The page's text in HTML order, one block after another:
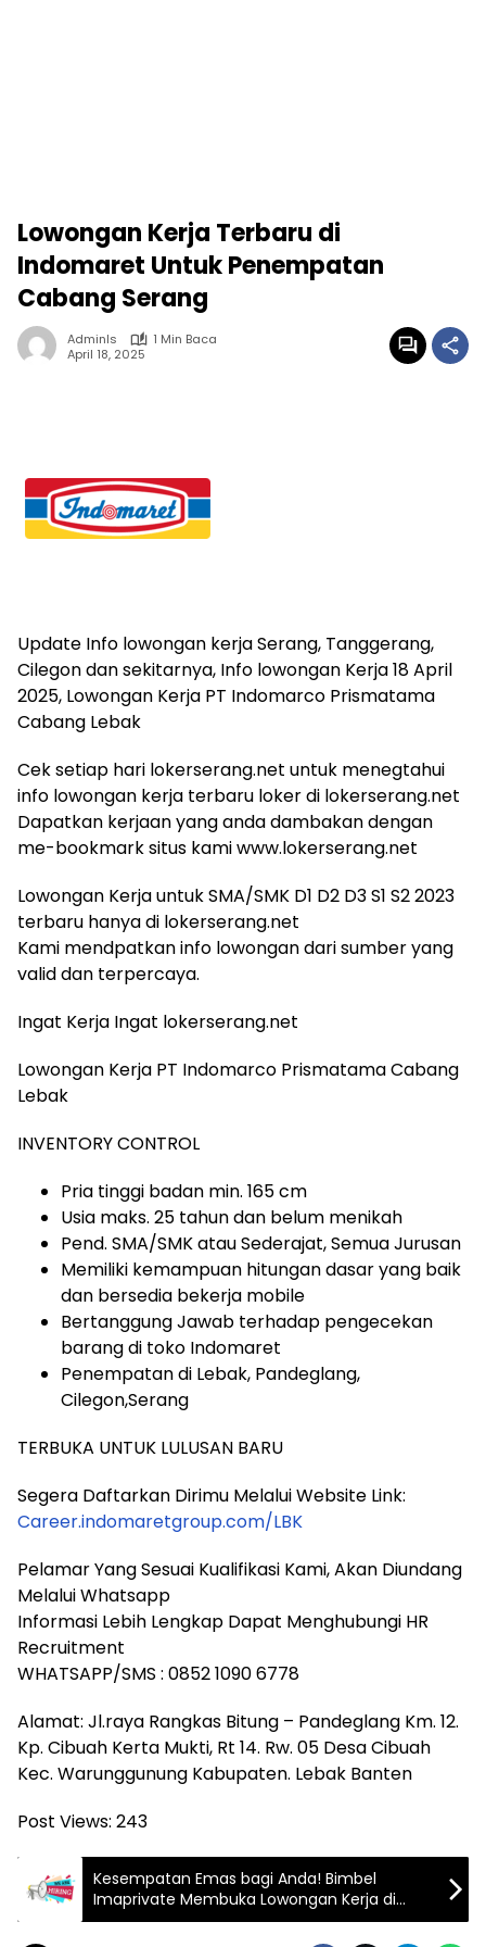
Lowongan Kerja Terbaru di
Indomaret Untuk Penempatan
Cabang Serang
Adminls
1 Min Baca
April 18, 2025
Update Info lowongan kerja Serang, Tanggerang,
Cilegon dan sekitarnya, Info lowongan Kerja 18 April
2025, Lowongan Kerja PT Indomarco Prismatama
Cabang Lebak
Cek setiap hari lokerserang.net untuk menegtahui
info lowongan kerja terbaru loker di lokerserang.net
Dapatkan kerjaan yang anda dambakan dengan
me-bookmark situs kami www.lokerserang.net
Lowongan Kerja untuk SMA/SMK D1 D2 D3 S1 S2 2023
terbaru hanya di lokerserang.net
Kami mendpatkan info lowongan dari sumber yang
valid dan terpercaya.
Ingat Kerja Ingat lokerserang.net
Lowongan Kerja PT Indomarco Prismatama Cabang
Lebak
INVENTORY CONTROL
Pria tinggi badan min. 165 cm
Usia maks. 25 tahun dan belum menikah
Pend. SMA/SMK atau Sederajat, Semua Jurusan
Memiliki kemampuan hitungan dasar yang baik
dan bersedia bekerja mobile
Bertanggung Jawab terhadap pengecekan
barang di toko Indomaret
Penempatan di Lebak, Pandeglang,
Cilegon,Serang
TERBUKA UNTUK LULUSAN BARU
Segera Daftarkan Dirimu Melalui Website Link:
Career.indomaretgroup.com/LBK
Pelamar Yang Sesuai Kualifikasi Kami, Akan Diundang
Melalui Whatsapp
Informasi Lebih Lengkap Dapat Menghubungi HR
Recruitment
WHATSAPP/SMS : 0852 1090 6778
Alamat: Jl.raya Rangkas Bitung – Pandeglang Km. 12.
Kp. Cibuah Kerta Mukti, Rt 14. Rw. 05 Desa Cibuah
Kec. Warunggunung Kabupaten. Lebak Banten
Post Views: 243
Kesempatan Emas bagi Anda! Bimbel
Imaprivate Membuka Lowongan Kerja di
Cilegon